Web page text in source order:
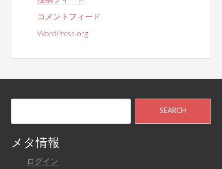
コメントフィード
WordPress.org
メタ情報
ログイン